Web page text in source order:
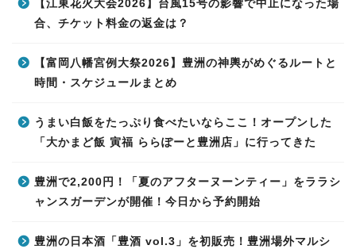
【江東花火大会2026】台風15号の影響で中止になった場
合、チケット料金の返金は？
【富岡八幡宮例大祭2026】豊洲の神輿がめぐるルートと
時間・スケジュールまとめ
うまい白飯をたっぷり食べたいならここ！オープンした
「大かまど飯 寅福 ららぽーと豊洲店」に行ってきた
豊洲で2,200円！「夏のアフターヌーンティー」をララシ
ャンスガーデンが開催！今日から予約開始
豊洲の日本酒「豊酒 vol.3」を初販売！豊洲場外マルシ